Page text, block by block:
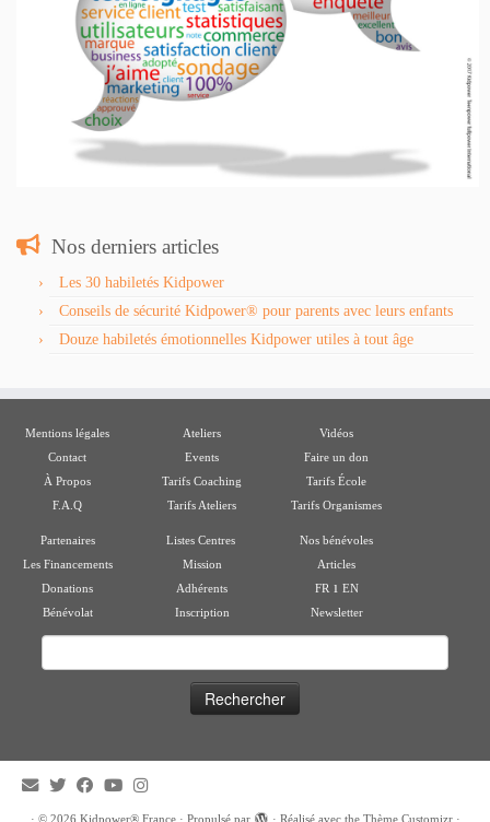
Nos derniers articles
Les 30 habiletés Kidpower
Conseils de sécurité Kidpower® pour parents avec leurs enfants
Douze habiletés émotionnelles Kidpower utiles à tout âge
Mentions légales
Contact
À Propos
F.A.Q
Ateliers
Events
Tarifs Coaching
Tarifs Ateliers
Vidéos
Faire un don
Tarifs École
Tarifs Organismes
Partenaires
Les Financements
Donations
Bénévolat
Listes Centres
Mission
Adhérents
Inscription
Nos bénévoles
Articles
FRı EN
Newsletter
· © 2026 Kidpower® France· Propulsé par · Réalisé avec the Thème Customizr·